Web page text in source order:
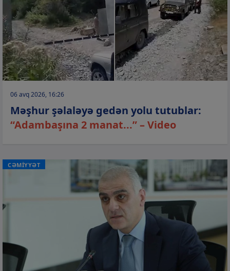
06 avq 2026, 16:26
Məşhur şəlaləyə gedən yolu tutublar:
“Adambaşına 2 manat...” – Video
CƏMİYYƏT